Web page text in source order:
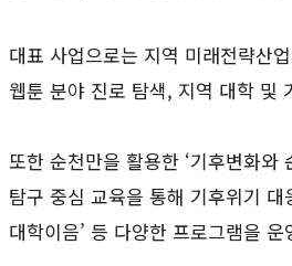
대표 사업으로는 지역 미래전략산
웹툰 분야 진로 탐색, 지역 대학 및
또한 순천만을 활용한 ‘기후변화와
탐구 중심 교육을 통해 기후위기 대
대학이음’ 등 다양한 프로그램을